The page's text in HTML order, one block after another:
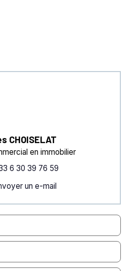
CHOISELAT
en immobilier
6 30 39 76 59
un e-mail